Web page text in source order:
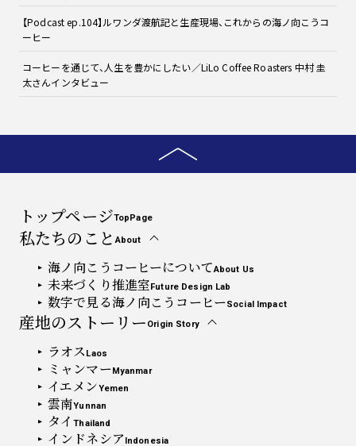
【Podcast ep.104】ルワンダ渡航記と生産現場、これからの海ノ向こうコ
ーヒー
コーヒーを通じて、人生を豊かにしたい／LiLo Coffee Roasters 中村 圭
太さんインタビュー
トップページTopPage
私たちのことAbout
海ノ向こうコーヒーについてAbout Us
未来づくり推進室Future Design Lab
数字で見る海ノ向こうコーヒーSocial Impact
産地のストーリー Origin Story
ラオス Laos
ミャンマーMyanmar
イエメンYemen
雲南Yunnan
タイThailand
インドネシア Indonesia